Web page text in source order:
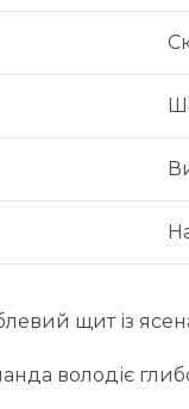
щит із
володіє